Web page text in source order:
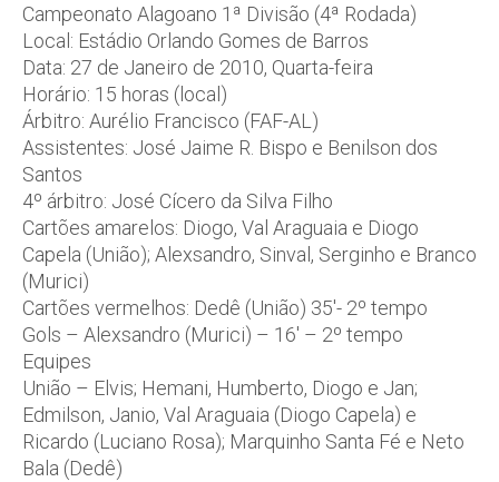
Campeonato Alagoano 1ª Divisão (4ª Rodada)
Local: Estádio Orlando Gomes de Barros
Data: 27 de Janeiro de 2010, Quarta-feira
Horário: 15 horas (local)
Árbitro: Aurélio Francisco (FAF-AL)
Assistentes: José Jaime R. Bispo e Benilson dos
Santos
4º árbitro: José Cícero da Silva Filho
Cartões amarelos: Diogo, Val Araguaia e Diogo
Capela (União); Alexsandro, Sinval, Serginho e Branco
(Murici)
Cartões vermelhos: Dedê (União) 35′- 2º tempo
Gols – Alexsandro (Murici) – 16′ – 2º tempo
Equipes
União – Elvis; Hemani, Humberto, Diogo e Jan;
Edmilson, Janio, Val Araguaia (Diogo Capela) e
Ricardo (Luciano Rosa); Marquinho Santa Fé e Neto
Bala (Dedê)